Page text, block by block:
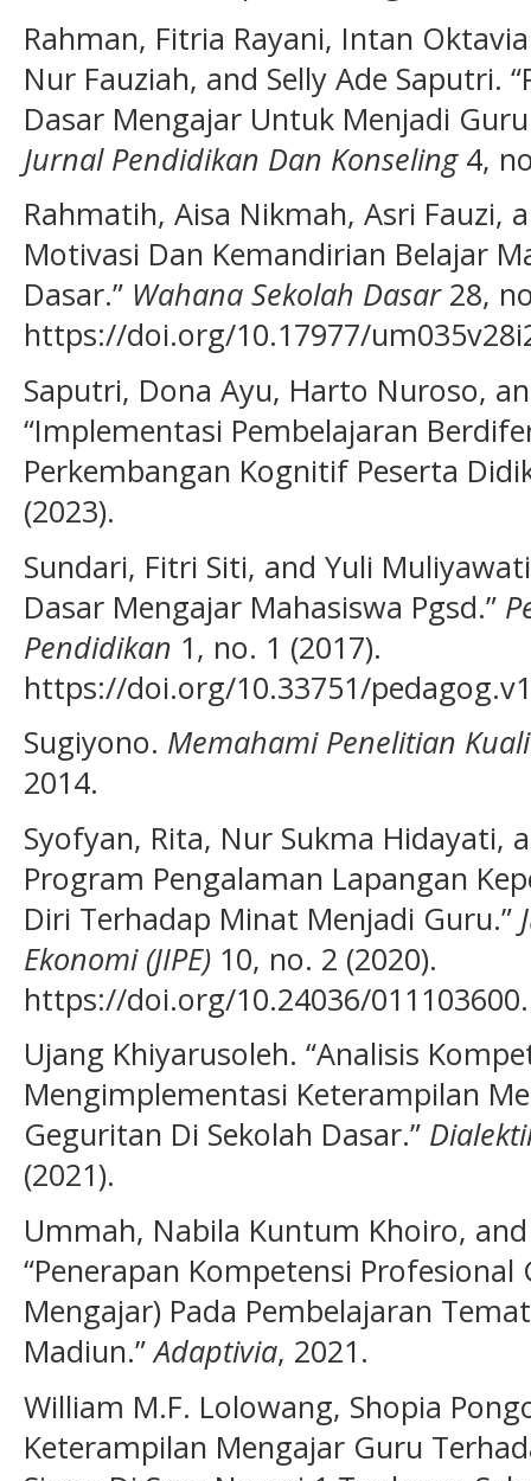
Rahman, Fitria Rayani, Intan
Nur Fauziah, and Selly Ade Saputri.
Dasar Mengajar Untuk Menjadi
Jurnal Pendidikan Dan Konseling4,
Rahmatih, Aisa Nikmah, Asri Fauzi,
Motivasi Dan Kemandirian Belajar
Dasar.” Wahana Sekolah Dasar28,
https://doi.org/10.17977/
Saputri, Dona Ayu, Harto Nuroso,
“Implementasi Pembelajaran
Perkembangan Kognitif Peserta
(2023).
Sundari, Fitri Siti, and Yuli
Dasar Mengajar Mahasiswa Pgsd.”
Pendidikan 1, no. 1 (2017).
https://doi.org/10.33751/
Sugiyono. Memahami Penelitian
2014.
Syofyan, Rita, Nur Sukma Hidayati,
Program Pengalaman Lapangan
Diri Terhadap Minat Menjadi Guru.”
Ekonomi (JIPE) 10, no. 2 (2020).
https://doi.org/10.24036/011103600.
Ujang Khiyarusoleh. “Analisis
Mengimplementasi Keterampilan
Geguritan Di Sekolah Dasar.”
(2021).
Ummah, Nabila Kuntum Khoiro,
“Penerapan Kompetensi
Mengajar) Pada Pembelajaran
Madiun.”Adaptivia, 2021.
William M.F. Lolowang, Shopia
Keterampilan Mengajar Guru